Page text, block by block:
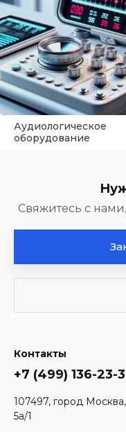
Аудиологическое
оборудование
Свяжитесь с
Контакты
+7 (499) 136-23-
107497, город
5а/1